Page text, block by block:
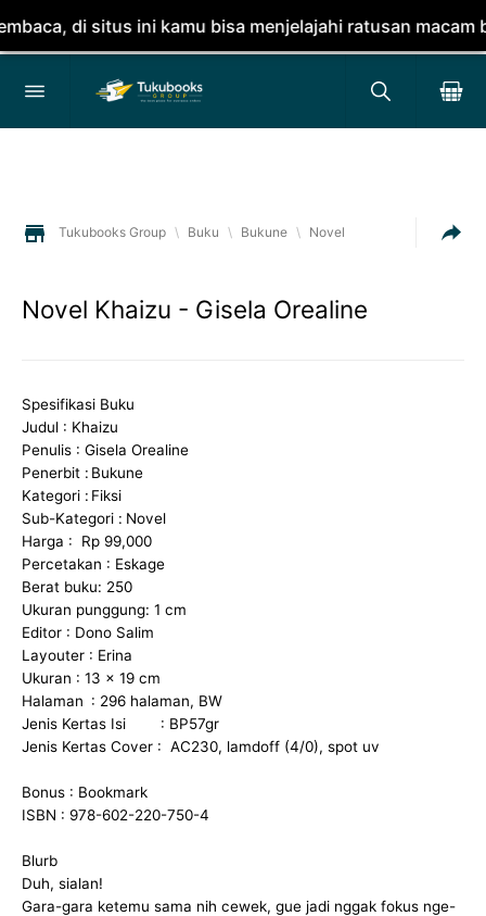
di situs ini kamu bisa menjelajahi ratusan macam
Tukubooks Group \ Buku \ Bukune \ Novel
Novel Khaizu - Gisela Orealine
Spesifikasi Buku
Judul : Khaizu
Penulis : Gisela Orealine
Penerbit : Bukune
Kategori : Fiksi
Sub-Kategori : Novel
Harga : Rp 99,000
Percetakan : Eskage
Berat buku: 250
Ukuran punggung: 1 cm
Editor : Dono Salim
Layouter : Erina
Ukuran : 13 x 19 cm
Halaman : 296 halaman, BW
Jenis Kertas Isi
: BP57gr
Jenis Kertas Cover : AC230, lamdoff (4/0), spot uv
Bonus : Bookmark
ISBN : 978-602-220-750-4
Blurb
Duh, sialan!
Gara-gara ketemu sama nih cewek, gue jadi nggak fokus nge-